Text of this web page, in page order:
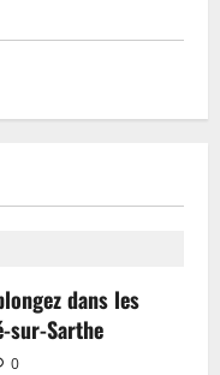
dans les
sur-Sarthe
0